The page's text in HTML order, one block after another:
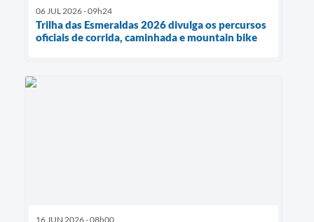
06 JUL 2026 - 09h24
Trilha das Esmeraldas 2026 divulga os percursos
oficiais de corrida, caminhada e mountain bike
16 JUN 2026 - 08h00